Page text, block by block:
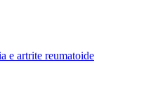
e artrite reumatoide